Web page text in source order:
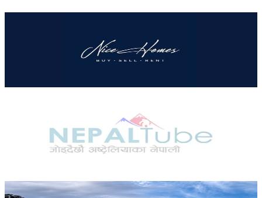
थापाथलीबाट अष्ट्रेलियाका घरको डिजाइन
अष्ट्रेलियामा मन्त्रालयका कर्मचारीले भ्रष्टाचार गरेको
भेटिएपछि शिक्षा मन्त्रीले दिइन् राजीनामा
Australia